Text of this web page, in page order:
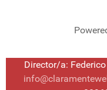
Director/a: